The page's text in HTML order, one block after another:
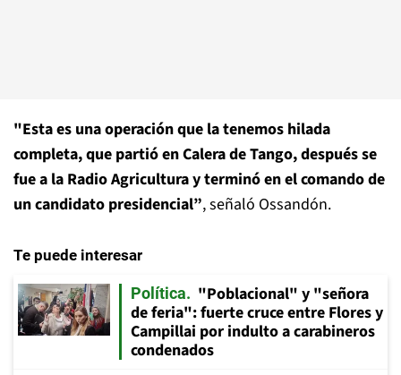
"Esta es una operación que la tenemos hilada
completa, que partió en Calera de Tango, después se
fue a la Radio Agricultura y terminó en el comando de
un candidato presidencial”, señaló Ossandón.
Te puede interesar
Política
"Poblacional" y "señora
de feria": fuerte cruce entre Flores y
Campillai por indulto a carabineros
condenados